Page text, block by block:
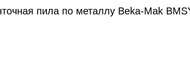
пила по металлу Beka-Mak